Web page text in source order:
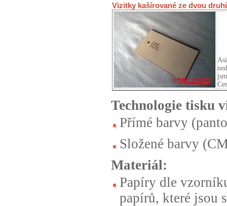
Vizitky kašírované ze dvou
Technologie tisku
Přímé barvy
Složené barvy
Materiál:
Papíry dle
papírů, které jsou